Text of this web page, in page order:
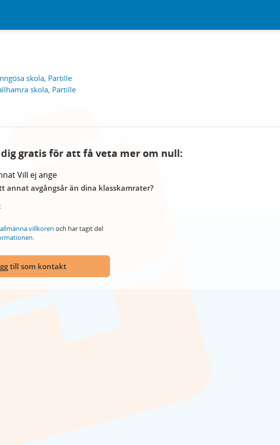
skola, Partille
skola, Partille
gratis för att få veta mer om null:
Vill ej ange
annat avgångsår än dina klasskamrater?
allmänna villkoren och har tagit del
.
till som kontakt